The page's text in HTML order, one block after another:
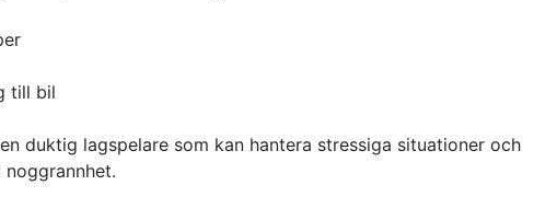
till bil
duktig lagspelare som kan hantera stressiga situationer och